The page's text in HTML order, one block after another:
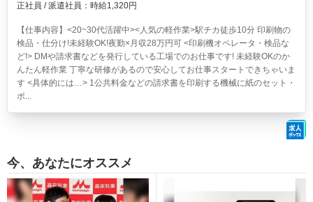
正社員 / 派遣社員：時給1,320円
【仕事内容】<20~30代活躍中><人気の軽作業>駅チカ徒歩10分 印刷物の
検品・仕分け!未経験OK!夜勤×月収28万円可 <印刷機オペレータ・検品な
ど!> DMや請求書などを発行している工場でのお仕事です! 未経験OKのか
んたん軽作業 丁寧な研修があるので安心してお仕事スタートできちゃいま
す <具体的には…> 1公共料金などの請求書を印刷する機械に紙のセット・
ボ...
今、あなたにオススメ